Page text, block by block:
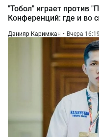
"Тобол" играет против
Конференций: где и во
Данияр Каримжан Вчера 16:19